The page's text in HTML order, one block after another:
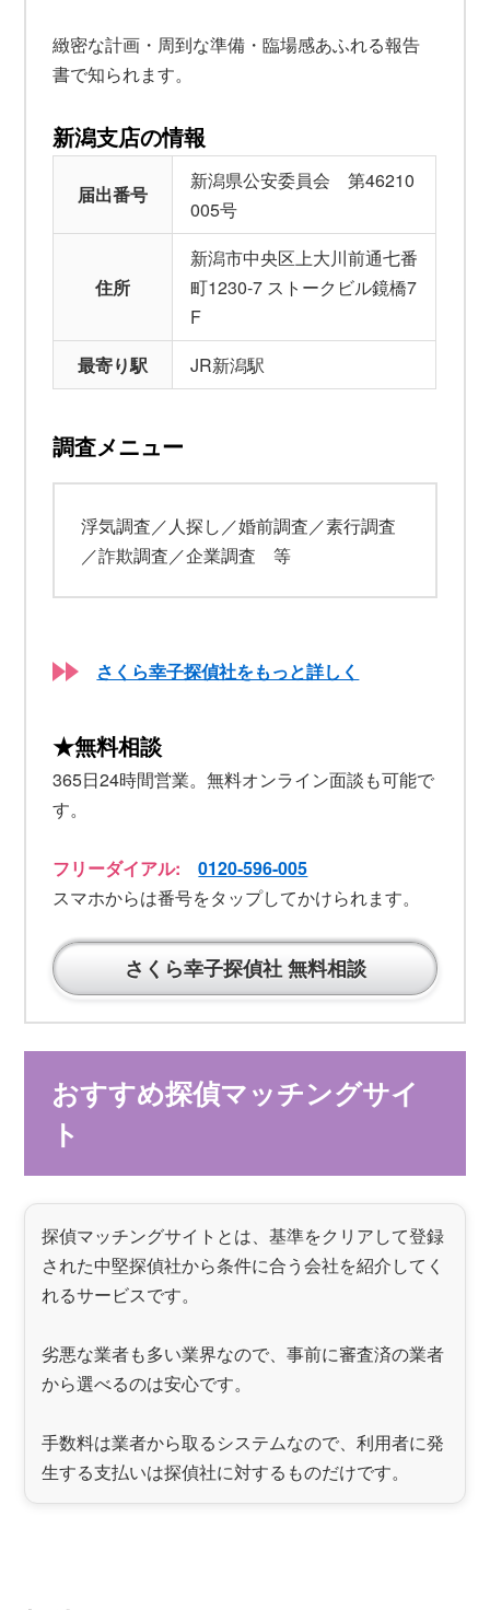
緻密な計画・周到な準備・臨場感あふれる報告
書で知られます。
新潟支店の情報
届出番号
新潟県公安委員会 第46210
005号
住所
新潟市中央区上大川前通七番
町1230-7 ストークビル鏡橋7
F
最寄り駅
JR新潟駅
調査メニュー
浮気調査／人探し／婚前調査／素行調査
／詐欺調査／企業調査 等
さくら幸子探偵社をもっと詳しく
★無料相談
365日24時間営業。無料オンライン面談も可能で
す。
フリーダイアル:0120-596-005
スマホからは番号をタップしてかけられます。
さくら幸子探偵社 無料相談
おすすめ探偵マッチングサイ
ト
探偵マッチングサイトとは、基準をクリアして登録
された中堅探偵社から条件に合う会社を紹介してく
れるサービスです。
劣悪な業者も多い業界なので、事前に審査済の業者
から選べるのは安心です。
手数料は業者から取るシステムなので、利用者に発
生する支払いは探偵社に対するものだけです。